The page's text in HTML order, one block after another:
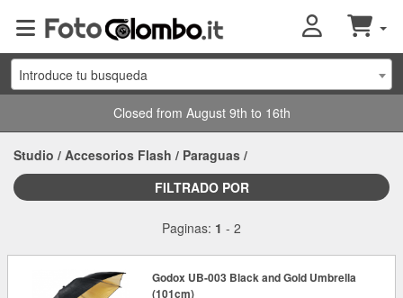
Introduce tu busqueda
Closed from August 9th to 16th
Studio / Accesorios Flash / Paraguas /
FILTRADO POR
Paginas: 1 - 2
Godox UB-003 Black and Gold Umbrella
(101cm)